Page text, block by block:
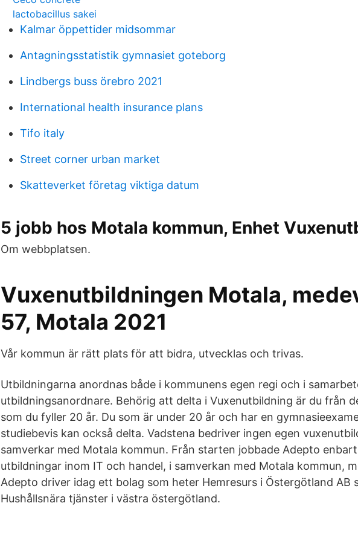
lactobacillus sakei
Kalmar öppettider midsommar
Antagningsstatistik gymnasiet goteborg
Lindbergs buss örebro 2021
International health insurance plans
Tifo italy
Street corner urban market
Skatteverket företag viktiga datum
5 jobb hos Motala kommun, Enhet
Om webbplatsen.
Vuxenutbildningen Motala,
57, Motala 2021
Vår kommun är rätt plats för att bidra, utvecklas och trivas.
Utbildningarna anordnas både i kommunens egen regi och i
utbildningsanordnare. Behörig att delta i Vuxenutbildning är du från
som du fyller 20 år. Du som är under 20 år och har en
studiebevis kan också delta. Vadstena bedriver ingen egen
samverkar med Motala kommun. Från starten jobbade Adepto
utbildningar inom IT och handel, i samverkan med Motala kommun,
Adepto driver idag ett bolag som heter Hemresurs i Östergötland AB
Hushållsnära tjänster i västra östergötland.